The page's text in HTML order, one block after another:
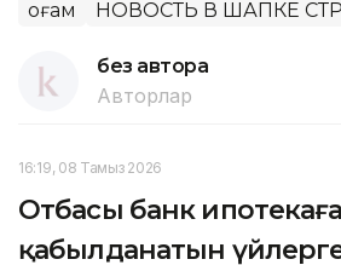
Қоғам НОВОСТЬ В ШАПКЕ
без автора
Авторлар
16:19, 08 Тамыз 2026
Отбасы банк ипотекаға
қабылданатын